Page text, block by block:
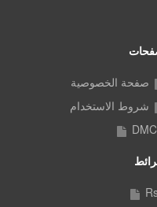
صفحة الخصوصية
شروط الاستخدام